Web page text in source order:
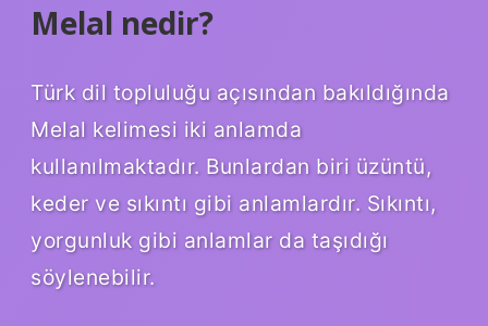
Melal nedir?
Türk dil topluluğu açısından bakıldığında
Melal kelimesi iki anlamda
kullanılmaktadır. Bunlardan biri üzüntü,
keder ve sıkıntı gibi anlamlardır. Sıkıntı,
yorgunluk gibi anlamlar da taşıdığı
söylenebilir.